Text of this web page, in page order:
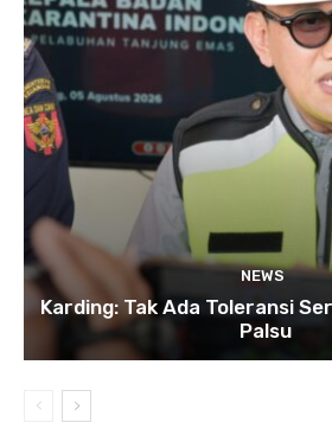
NEWS
Karding: Tak Ada Toleransi
Palsu